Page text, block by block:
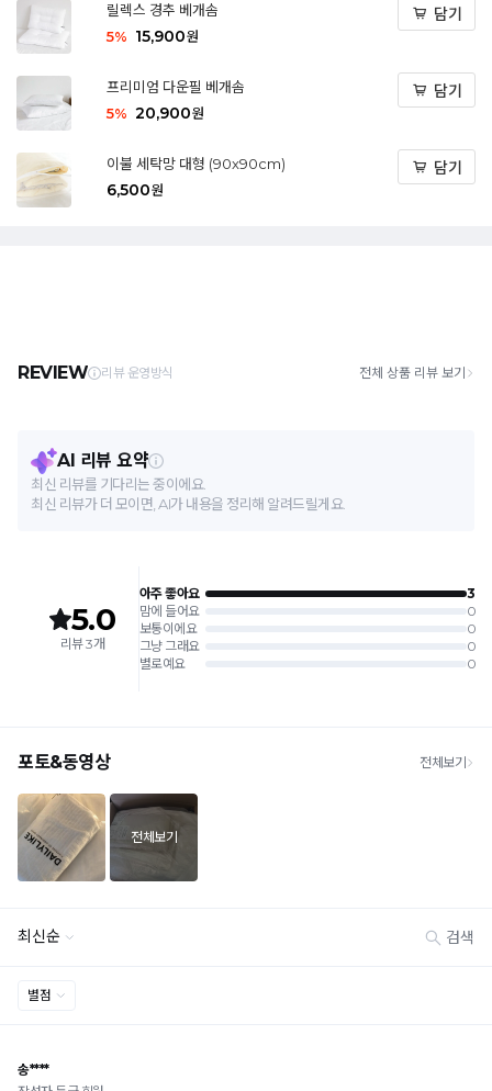
릴렉스 경추 베개솜
5% 15,900원
담기
프리미엄 다운필 베개솜
5% 20,900원
담기
이불 세탁망 대형 (90x90cm)
6,500원
담기